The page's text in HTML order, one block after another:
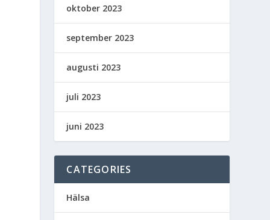
oktober 2023
september 2023
augusti 2023
juli 2023
juni 2023
CATEGORIES
Hälsa